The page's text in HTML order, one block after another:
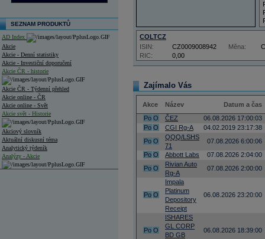
SEZNAM PRODUKTŮ
AD Index
Akcie
Akcie - Denní statistiky
Akcie - Investiční doporučení
Akcie ČR - historie
Akcie ČR - Týdenní přehled
Akcie online - ČR
Akcie online - Svět
Akcie svět - Historie
Akciový slovník
Aktuální diskusní téma
Analytický týdeník
Analýzy - Akcie
COLTCZ
RIC: 0,00
ISIN: CZ0009008942 Měna:
Zajímalo Vás
Akce Název
Datum a čas
Po O ČEZ
06.08.2026 17:00:03
Po O CGI Rg-A
04.02.2019 23:17:38
Po O
QQQ/LSHS
71
07.08.2026 6:00:06
Po O Abbott Labs
07.08.2026 2:04:00
Po O
Rivian Auto
Rg-A
07.08.2026 2:00:00
Po O
Impala
Platinum
Depository
Receipt
06.08.2026 23:20:00
Po O
ISHARES
GL CORP
BD GB
06.08.2026 18:39:00